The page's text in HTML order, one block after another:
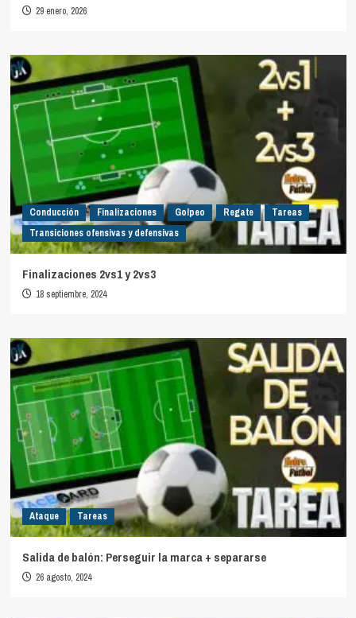
29 enero, 2026
Conducción Finalizaciones Golpeo Regate
Tareas
Transiciones ofensivas y defensivas
Finalizaciones 2vs1 y 2vs3
18 septiembre, 2024
Ataque Tareas
Salida de balón: Perseguir la marca + separarse
26 agosto, 2024